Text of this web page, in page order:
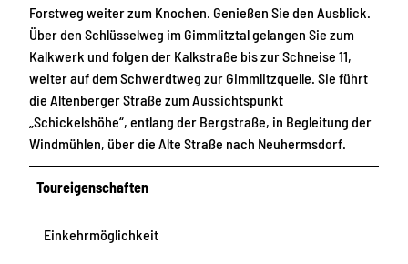
Forstweg weiter zum Knochen. Genießen Sie den Ausblick.
Über den Schlüsselweg im Gimmlitztal gelangen Sie zum
Kalkwerk und folgen der Kalkstraße bis zur Schneise 11,
weiter auf dem Schwerdtweg zur Gimmlitzquelle. Sie führt
die Altenberger Straße zum Aussichtspunkt
„Schickelshöhe“, entlang der Bergstraße, in Begleitung der
Windmühlen, über die Alte Straße nach Neuhermsdorf.
Toureigenschaften
Einkehrmöglichkeit